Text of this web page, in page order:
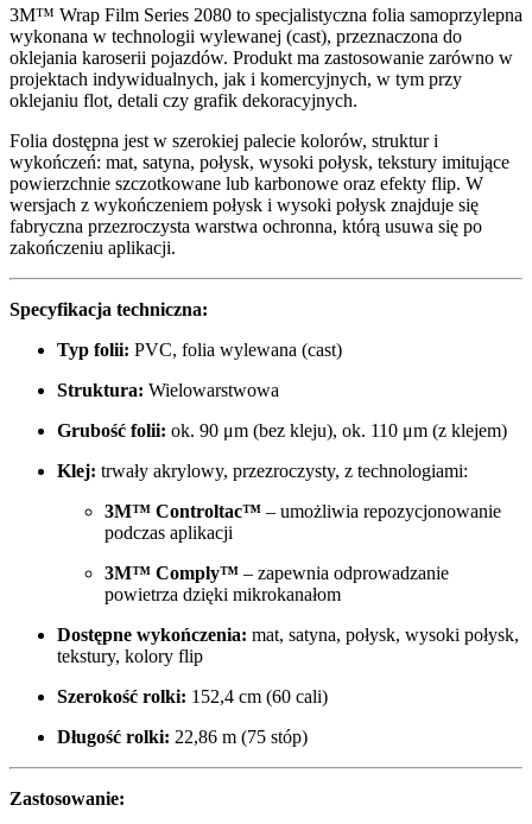
3M™ Wrap Film Series 2080 to specjalistyczna folia samoprzylepna
wykonana w technologii wylewanej (cast), przeznaczona do
oklejania karoserii pojazdów. Produkt ma zastosowanie zarówno w
projektach indywidualnych, jak i komercyjnych, w tym przy
oklejaniu flot, detali czy grafik dekoracyjnych.
Folia dostępna jest w szerokiej palecie kolorów, struktur i
wykończeń: mat, satyna, połysk, wysoki połysk, tekstury imitujące
powierzchnie szczotkowane lub karbonowe oraz efekty flip. W
wersjach z wykończeniem połysk i wysoki połysk znajduje się
fabryczna przezroczysta warstwa ochronna, którą usuwa się po
zakończeniu aplikacji.
Specyfikacja techniczna:
Typ folii: PVC, folia wylewana (cast)
Struktura: Wielowarstwowa
Grubość folii: ok. 90 μm (bez kleju), ok. 110 μm (z klejem)
Klej: trwały akrylowy, przezroczysty, z technologiami:
3M™ Controltac™ – umożliwia repozycjonowanie
podczas aplikacji
3M™ Comply™ – zapewnia odprowadzanie
powietrza dzięki mikrokanałom
Dostępne wykończenia: mat, satyna, połysk, wysoki połysk,
tekstury, kolory flip
Szerokość rolki: 152,4 cm (60 cali)
Długość rolki: 22,86 m (75 stóp)
Zastosowanie: